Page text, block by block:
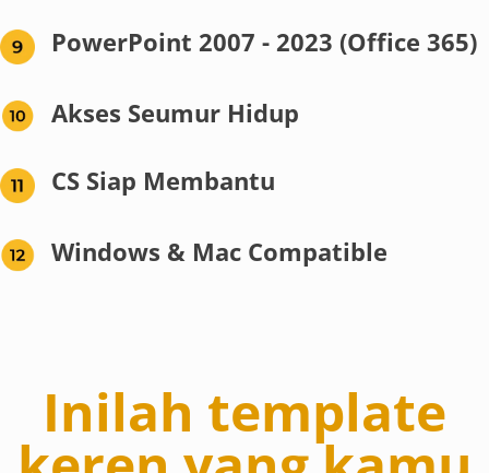
PowerPoint 2007 - 2023 (Office 365)
Akses Seumur Hidup
CS Siap Membantu
Windows & Mac Compatible
Inilah template